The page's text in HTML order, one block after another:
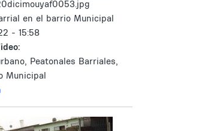
en el barrio Municipal
- 15:58
Peatonales Barriales,
Municipal